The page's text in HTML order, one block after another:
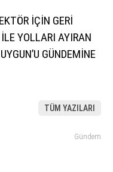
İÇİN GERİ
YOLLARI AYIRAN
GÜNDEMİNE
TÜM YAZILARI
Gündem